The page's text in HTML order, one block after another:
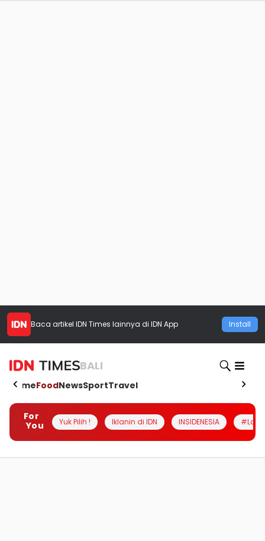
Baca artikel IDN Times lainnya di IDN App Install
BALI
HomeFoodNewsSportTravel
For
You
Yuk Pilih ! Iklanin di IDN INSIDENESIA